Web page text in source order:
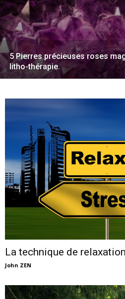
5 Pierres précieuses roses
litho-thérapie.
La technique de
John ZEN